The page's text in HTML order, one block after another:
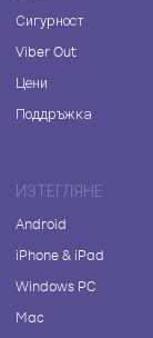
Сигурност
Viber Out
Цени
Поддръжка
ИЗТЕГЛЯНЕ
Android
iPhone & iPad
Windows PC
Mac